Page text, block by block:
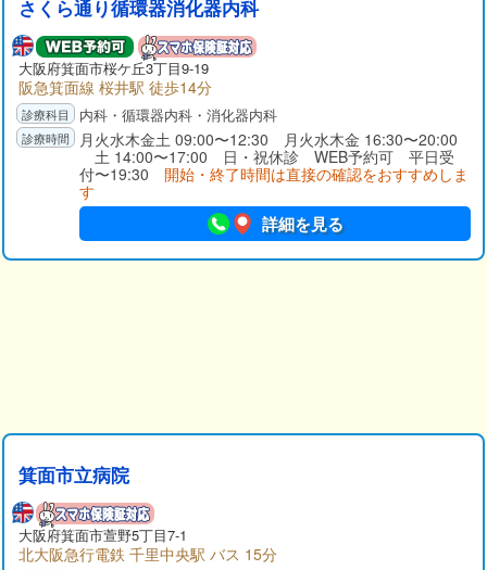
さくら通り循環器消化器内科
大阪府箕面市桜ケ丘3丁目9-19
阪急箕面線 桜井駅 徒歩14分
内科・循環器内科・消化器内科
月火水木金土 09:00〜12:30 月火水木金 16:30〜20:00
土 14:00〜17:00 日・祝休診 WEB予約可 平日受
付〜19:30 開始・終了時間は直接の確認をおすすめしま
す
詳細を見る
箕面市立病院
大阪府箕面市萱野5丁目7-1
北大阪急行電鉄 千里中央駅 バス 15分